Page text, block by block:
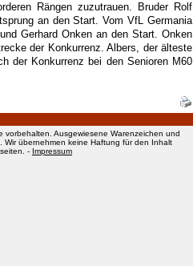
Rängen zuzutrauen. Bruder Rolf
an den Start. Vom VfL Germania
Gerhard Onken an den Start. Onken
der Konkurrenz. Albers, der älteste
der Konkurrenz bei den Senioren M60
Ausgewiesene Warenzeichen und
übernehmen keine Haftung für den Inhalt
- Impressum